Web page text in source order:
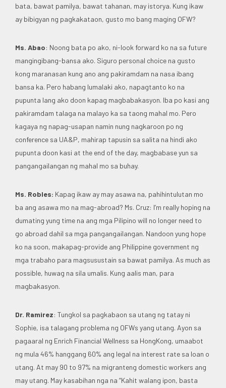
bata, bawat pamilya, bawat tahanan, may istorya. Kung ikaw
ay bibigyan ng pagkakataon, gusto mo bang maging OFW?
Ms. Abao: Noong bata po ako, ni-look forward ko na sa future
mangingibang-bansa ako. Siguro personal choice na gusto
kong maranasan kung ano ang pakiramdam na nasa ibang
bansa ka. Pero habang lumalaki ako, napagtanto ko na
pupunta lang ako doon kapag magbabakasyon. Iba po kasi ang
pakiramdam talaga na malayo ka sa taong mahal mo. Pero
kagaya ng napag-usapan namin nung nagkaroon po ng
conference sa UA&P, mahirap tapusin sa salita na hindi ako
pupunta doon kasi at the end of the day, magbabase yun sa
pangangailangan ng mahal mo sa buhay.
Ms. Robles: Kapag ikaw ay may asawa na, pahihintulutan mo
ba ang asawa mo na mag-abroad? Ms. Cruz: I’m really hoping na
dumating yung time na ang mga Pilipino will no longer need to
go abroad dahil sa mga pangangailangan. Nandoon yung hope
ko na soon, makapag-provide ang Philippine government ng
mga trabaho para magsusustain sa bawat pamilya. As much as
possible, huwag na sila umalis. Kung aalis man, para
magbakasyon.
Dr. Ramirez: Tungkol sa pagkabaon sa utang ng tatay ni
Sophie, isa talagang problema ng OFWs yang utang. Ayon sa
pagaaral ng Enrich Financial Wellness sa HongKong, umaabot
ng mula 46% hanggang 60% ang legal na interest rate sa loan o
utang. At may 90 to 97% na migranteng domestic workers ang
may utang. May kasabihan nga na “Kahit walang ipon, basta